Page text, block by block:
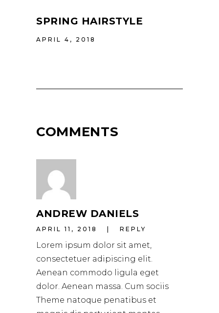
SPRING HAIRSTYLE
APRIL 4, 2018
COMMENTS
ANDREW DANIELS
APRIL 11, 2018 REPLY
Lorem ipsum dolor sit amet,
consectetuer adipiscing elit.
Aenean commodo ligula eget
dolor. Aenean massa. Cum sociis
Theme natoque penatibus et